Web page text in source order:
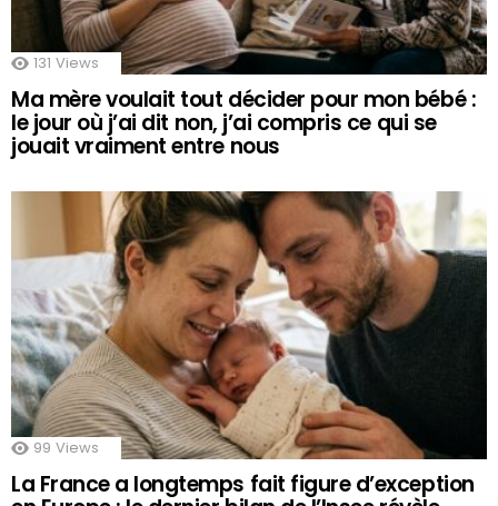
131 Views
Ma mère voulait tout décider pour mon bébé :
le jour où j’ai dit non, j’ai compris ce qui se
jouait vraiment entre nous
99 Views
La France a longtemps fait figure d’exception